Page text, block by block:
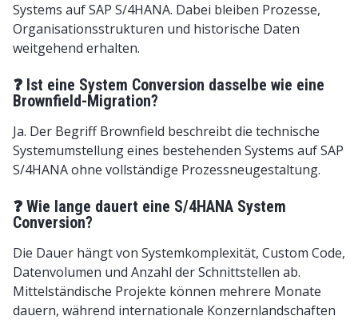
Systems auf SAP S/4HANA. Dabei bleiben Prozesse,
Organisationsstrukturen und historische Daten
weitgehend erhalten.
❓ Ist eine System Conversion dasselbe wie eine
Brownfield-Migration?
Ja. Der Begriff Brownfield beschreibt die technische
Systemumstellung eines bestehenden Systems auf SAP
S/4HANA ohne vollständige Prozessneugestaltung.
❓ Wie lange dauert eine S/4HANA System
Conversion?
Die Dauer hängt von Systemkomplexität, Custom Code,
Datenvolumen und Anzahl der Schnittstellen ab.
Mittelständische Projekte können mehrere Monate
dauern, während internationale Konzernlandschaften